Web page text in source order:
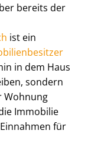
bereits der
ist ein
in dem Haus
sondern
Wohnung
Immobilie
für